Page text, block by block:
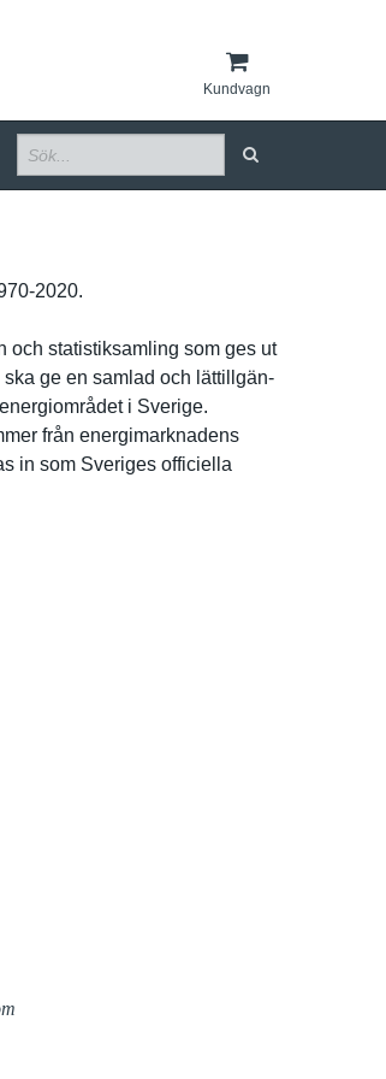
Kundvagn
2020.
och statistiks­amling som ges ut
ge en samlad och lättillgän­
i Sverige.
från energimark­nadens
in som Sveriges officiella